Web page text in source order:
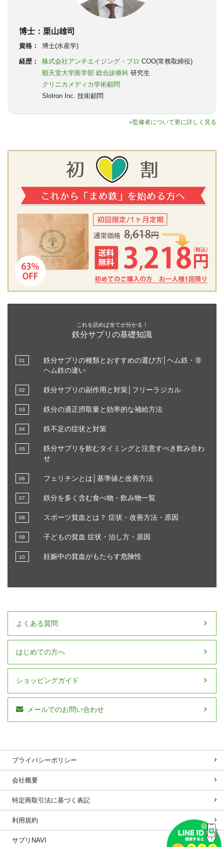
博士：栗山雄司
資格： 博士(水産学)
経歴： 株式会社アンチエイジング・プロ COO(常務取締役)
順天堂大学医学部 総合診療科 研究生
クリニカメディカ学術顧問
SloIron Inc. 技術顧問
»監修者について更に詳しく見る
これを読めば全てが分かる！
鉄分サプリの基礎知識
鉄分サプリの種類とおすすめの選び方│ヘム鉄・非
ヘム鉄の違い
鉄分サプリの副作用と対策│フリーラジカル
鉄分の適正摂取量と効率的な補給方法
鉄不足の症状と対策
鉄分サプリを飲むタイミングと注意すべき飲み合わ
せ
フェリチンとは│基準値と改善方法
鉄分を多く含む食べ物・飲み物一覧
スポーツ貧血とは？ 症状・改善方法・原因
子どもの貧血 症状・治し方・原因
妊娠中の貧血がもたらす危険性
よくある質問
はじめての方へ
ショッピングガイド
メールでのお問い合わせ
プライバシーポリシー
会社概要
特定商取引法に基づく表記
利用規約
サプリNAVI